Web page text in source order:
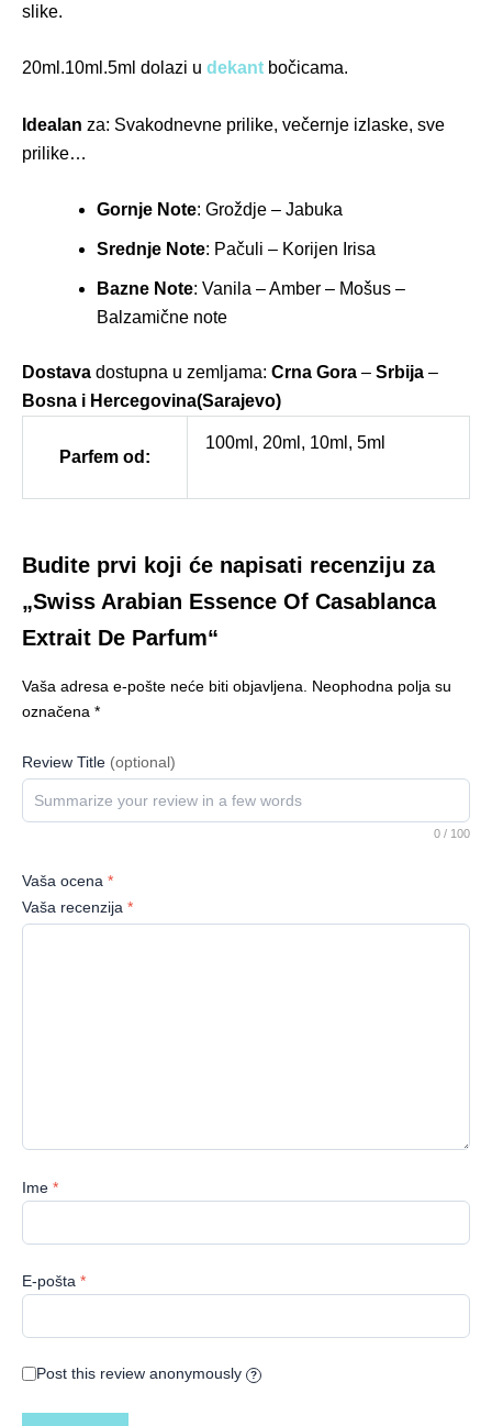
slike.
20ml.10ml.5ml dolazi u dekant bočicama.
Idealan za: Svakodnevne prilike, večernje izlaske, sve
prilike…
Gornje Note: Groždje – Jabuka
Srednje Note: Pačuli – Korijen Irisa
Bazne Note: Vanila – Amber – Mošus –
Balzamične note
Dostava dostupna u zemljama: Crna Gora – Srbija –
Bosna i Hercegovina(Sarajevo)
Parfem od:
100ml, 20ml, 10ml, 5ml
Budite prvi koji će napisati recenziju za
„Swiss Arabian Essence Of Casablanca
Extrait De Parfum“
Vaša adresa e-pošte neće biti objavljena. Neophodna polja su
označena *
Review Title (optional)
0 / 100
Vaša ocena *
Vaša recenzija *
Ime *
E-pošta *
Post this review anonymously ?